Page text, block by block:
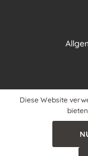
Diese Website